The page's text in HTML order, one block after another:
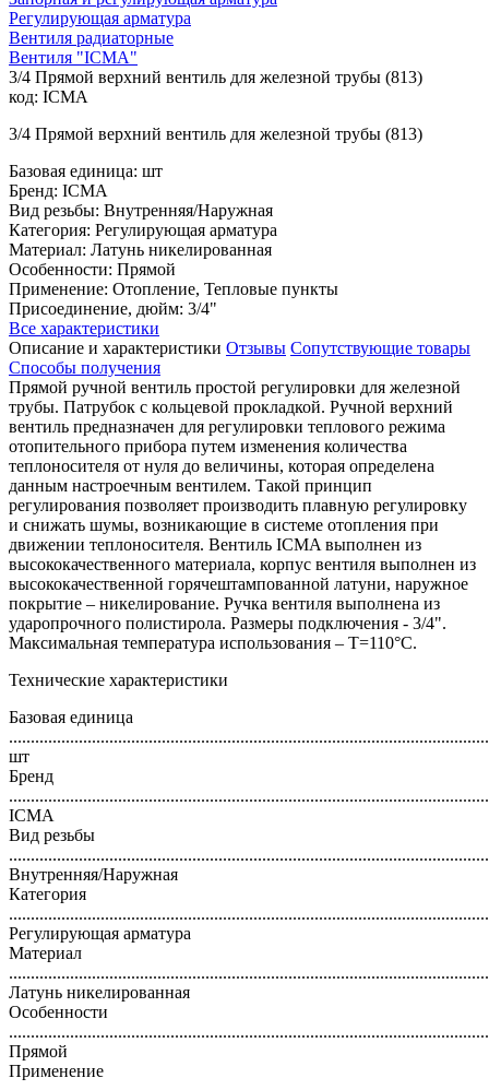
Регулирующая арматура
Вентиля радиаторные
Вентиля "ICMA"
3/4 Прямой верхний вентиль для железной трубы (813)
код: ICMA
3/4 Прямой верхний вентиль для железной трубы (813)
Базовая единица: шт
Бренд: ICMA
Вид резьбы: Внутренняя/Наружная
Категория: Регулирующая арматура
Материал: Латунь никелированная
Особенности: Прямой
Применение: Отопление, Тепловые пункты
Присоединение, дюйм: 3/4"
Все характеристики
Описание и характеристики Отзывы Сопутствующие товары
Способы получения
Прямой ручной вентиль простой регулировки для железной
трубы. Патрубок с кольцевой прокладкой. Ручной верхний
вентиль предназначен для регулировки теплового режима
отопительного прибора путем изменения количества
теплоносителя от нуля до величины, которая определена
данным настроечным вентилем. Такой принцип
регулирования позволяет производить плавную регулировку
и снижать шумы, возникающие в системе отопления при
движении теплоносителя. Вентиль ICMA выполнен из
высококачественного материала, корпус вентиля выполнен из
высококачественной горячештампованной латуни, наружное
покрытие – никелирование. Ручка вентиля выполнена из
ударопрочного полистирола. Размеры подключения - 3/4".
Максимальная температура использования – Т=110°С.
Технические характеристики
Базовая единица
шт
Бренд
ICMA
Вид резьбы
Внутренняя/Наружная
Категория
Регулирующая арматура
Материал
Латунь никелированная
Особенности
Прямой
Применение